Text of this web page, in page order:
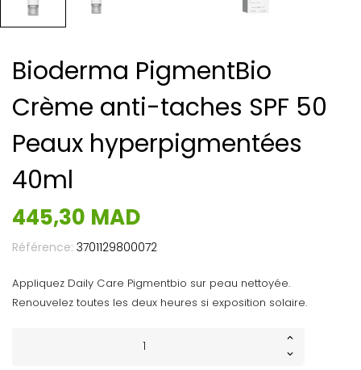
Bioderma PigmentBio
Crème anti-taches SPF 50
Peaux hyperpigmentées
40ml
445,30 MAD
Référence: 3701129800072
Appliquez Daily Care Pigmentbio sur peau nettoyée.
Renouvelez toutes les deux heures si exposition solaire.